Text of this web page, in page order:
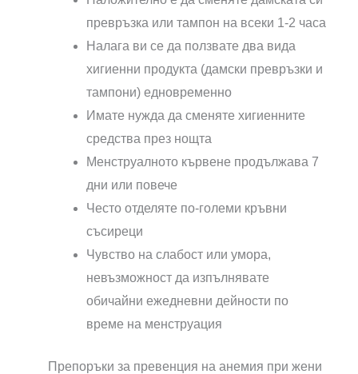
превръзка или тампон на всеки 1-2 часа
Налага ви се да ползвате два вида
хигиенни продукта (дамски превръзки и
тампони) едновременно
Имате нужда да сменяте хигиенните
средства през нощта
Менструалното кървене продължава 7
дни или повече
Често отделяте по-големи кръвни
съсиреци
Чувство на слабост или умора,
невъзможност да изпълнявате
обичайни ежедневни дейности по
време на менструация
Препоръки за превенция на анемия при жени